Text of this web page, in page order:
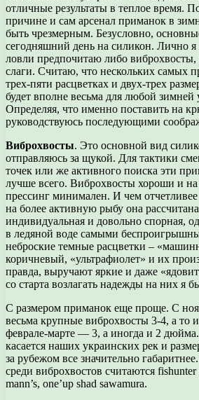
отличные результаты в теплое время.
причине и сам арсенал приманок в
быть чрезмерным. Безусловно,
сегодняшний день на силикон. Лично я
ловли предпочитаю либо
слаги. Считаю, что нескольких самых
трех-пяти расцветках и двух-трех
будет вполне весьма для любой зимней
Определяя, что именно поставить на
руководствуюсь последующими
Виброхвосты. Это основной вид
отправляюсь за щукой. Для тактики
точек или же активного поиска эти
лучше всего. Виброхвосты хороши и на
прессинг минимален. И чем
на более активную рыбу она
индивидуальная и довольно спорная,
в ледяной воде самыми
неброские темные расцветки –
коричневый, «ультрафиолет» и их
правда, выручают яркие и даже
со старта возлагать надежды на них я
С размером приманок еще проще. С
весьма крупные виброхвосты 3-4, а то
феврале-марте — 3, а иногда и 2
касается наших украинских рек и
за рубежом все значительно
среди виброхвостов считаются
mann’s, one’up shad sawamura.